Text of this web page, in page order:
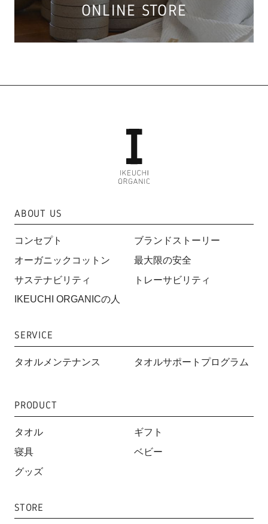
ONLINE STORE
ABOUT US
コンセプト
ブランドストーリー
オーガニックコットン
最大限の安全
サステナビリティ
トレーサビリティ
IKEUCHI ORGANICの人
SERVICE
タオルメンテナンス タオルサポートプログラム
PRODUCT
タオル
ギフト
寝具
ベビー
グッズ
STORE